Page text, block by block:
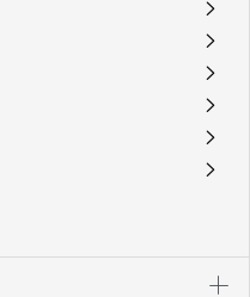
A
A
A
A
A
A